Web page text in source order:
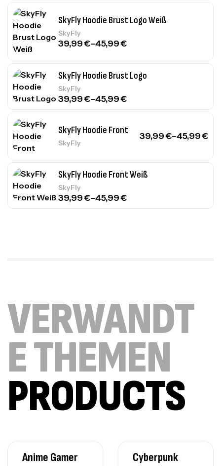
SkyFly Hoodie Brust Logo Weiß
SkyFly
39,99€–45,99€
SkyFly Hoodie Brust Logo
SkyFly
39,99€–45,99€
SkyFly Hoodie Front
SkyFly
39,99€–45,99€
SkyFly Hoodie Front Weiß
SkyFly
39,99€–45,99€
VERWANDT
E THEMEN
PRODUCTS
Anime Gamer Cyberpunk